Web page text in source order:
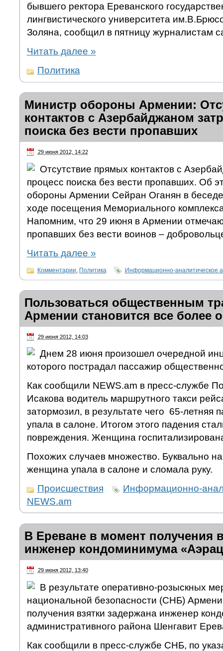
бывшего ректора Ереванского
лингвистического университета
Золяна, сообщил в пятницу журналистам
Читать далее »
Политика
Министр обороны Армении:
контактов с Азербайджаном
поиска без вести пропавших
29 июня 2012, 14:22
Отсутствие прямых контактов с
процесс поиска без вести пропавших. Об
обороны Армении Сейран Оганян в
ходе посещения Мемориального
Напомним, что 29 июня в Армении
пропавших без вести воинов –
Читать далее »
Комментарии Политика Информационно-аналитическое
Пользоваться общественным
Армении становится все более
29 июня 2012, 14:03
Днем 28 июня произошел очередной
которого пострадал пассажир
Как сообщили NEWS.am в пресс-службе
Исакова водитель маршрутного такси
затормозил, в результате чего 65-летняя
упала в салоне. Итогом этого падения
повреждения. Женщина
Похожих случаев множество. Буквально
женщина упала в салоне и сломала руку.
Происшествия
Информационно-
NEWS.am
В Ереване в момент получения
инженер кондоминимума
29 июня 2012, 13:40
В результате оперативно-розыскных
национальной безопасности (СНБ)
получения взятки задержана инженер
административного района Шенгавит
Как сообщили в пресс-службе СНБ, по